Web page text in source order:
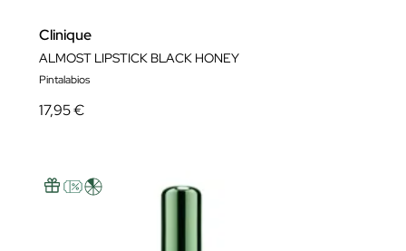
Clinique
ALMOST LIPSTICK BLACK HONEY
Pintalabios
17,95 €